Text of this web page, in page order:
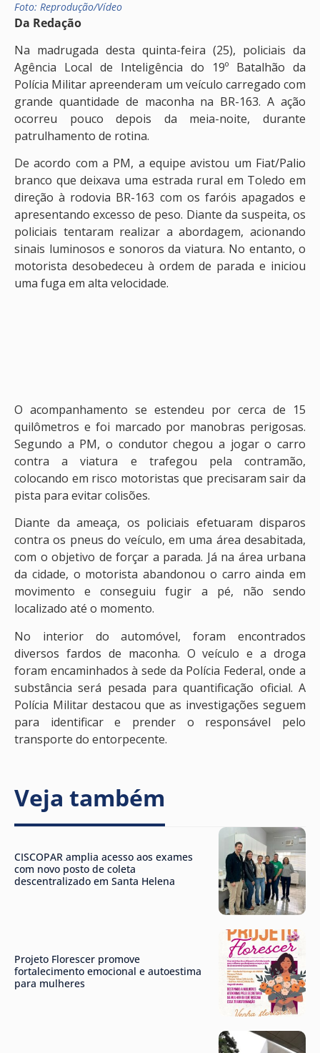
Foto: Reprodução/Vídeo
Da Redação
Na madrugada desta quinta-feira (25), policiais da
Agência Local de Inteligência do 19º Batalhão da
Polícia Militar apreenderam um veículo carregado com
grande quantidade de maconha na BR-163. A ação
ocorreu pouco depois da meia-noite, durante
patrulhamento de rotina.
De acordo com a PM, a equipe avistou um Fiat/Palio
branco que deixava uma estrada rural em Toledo em
direção à rodovia BR-163 com os faróis apagados e
apresentando excesso de peso. Diante da suspeita, os
policiais tentaram realizar a abordagem, acionando
sinais luminosos e sonoros da viatura. No entanto, o
motorista desobedeceu à ordem de parada e iniciou
uma fuga em alta velocidade.
O acompanhamento se estendeu por cerca de 15
quilômetros e foi marcado por manobras perigosas.
Segundo a PM, o condutor chegou a jogar o carro
contra a viatura e trafegou pela contramão,
colocando em risco motoristas que precisaram sair da
pista para evitar colisões.
Diante da ameaça, os policiais efetuaram disparos
contra os pneus do veículo, em uma área desabitada,
com o objetivo de forçar a parada. Já na área urbana
da cidade, o motorista abandonou o carro ainda em
movimento e conseguiu fugir a pé, não sendo
localizado até o momento.
No interior do automóvel, foram encontrados
diversos fardos de maconha. O veículo e a droga
foram encaminhados à sede da Polícia Federal, onde a
substância será pesada para quantificação oficial. A
Polícia Militar destacou que as investigações seguem
para identificar e prender o responsável pelo
transporte do entorpecente.
Veja também
CISCOPAR amplia acesso aos exames
com novo posto de coleta
descentralizado em Santa Helena
Projeto Florescer promove
fortalecimento emocional e autoestima
para mulheres